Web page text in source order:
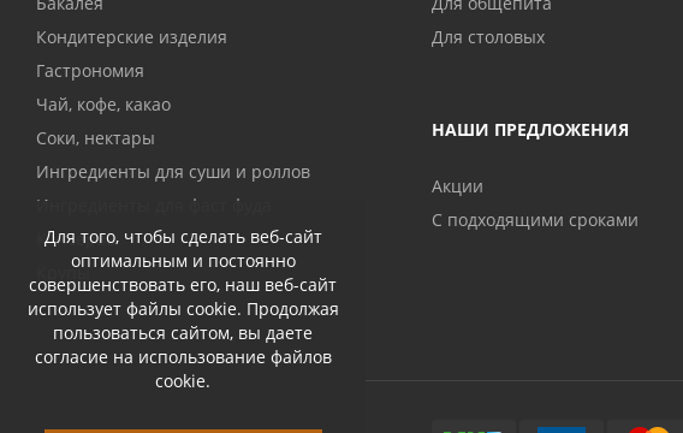
Для того, чтобы сделать веб-сайт
оптимальным и постоянно
совершенствовать его, наш веб-сайт
использует файлы cookie. Продолжая
пользоваться сайтом, вы даете
согласие на использование файлов
cookie.
Кондитерские изделия
Гастрономия
Чай, кофе, какао
Соки, нектары
Ингредиенты для суши и роллов
Ингредиенты для фаст фуда
Консервы
Крупы
Для столовых
НАШИ ПРЕДЛОЖЕНИЯ
Акции
С подходящими сроками